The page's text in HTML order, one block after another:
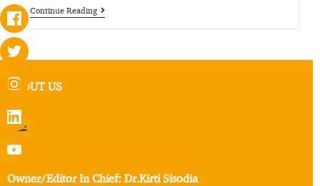
Continue Reading
ABOUT US
Owner/Editor In Chief: Dr.Kirti Sisodia